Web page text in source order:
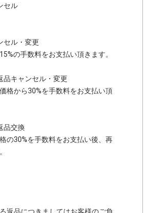
セル
セル・変更
の手数料をお支払い頂きます。
品キャンセル・変更
格から30%を手数料をお支払い頂
品交換
の30%を手数料をお支払い後、再